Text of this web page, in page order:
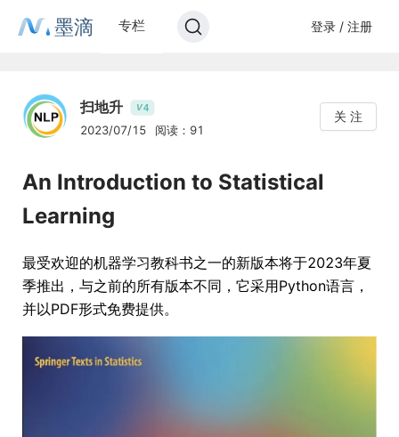
墨滴 专栏 登录 / 注册
扫地升 V4
2023/07/15 阅读：91
关 注
An Introduction to Statistical
Learning
最受欢迎的机器学习教科书之一的新版本将于2023年夏
季推出，与之前的所有版本不同，它采用Python语言，
并以PDF形式免费提供。